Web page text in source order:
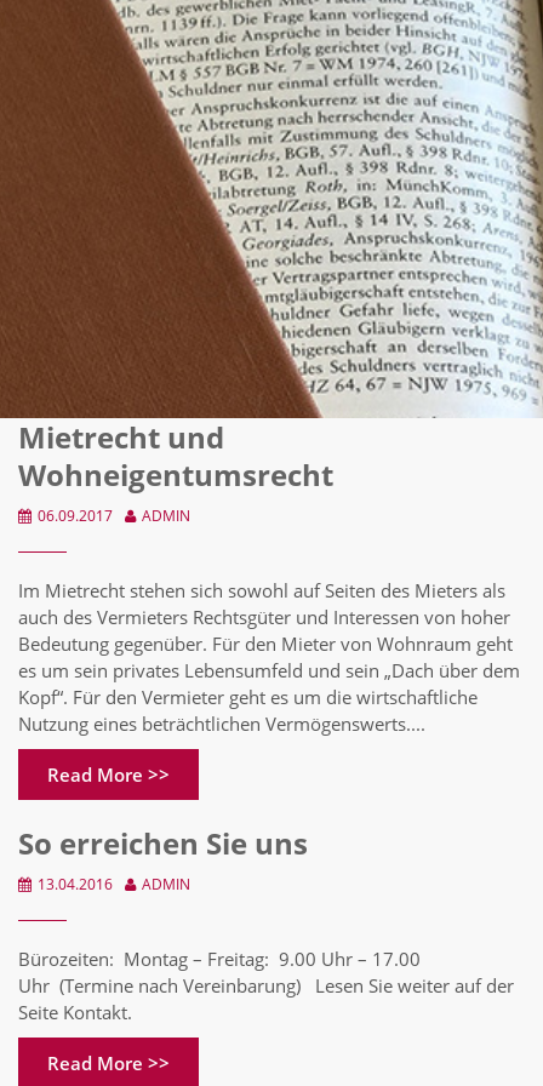
Mietrecht und
Wohneigentumsrecht
06.09.2017 ADMIN
Im Mietrecht stehen sich sowohl auf Seiten des Mieters als
auch des Vermieters Rechtsgüter und Interessen von hoher
Bedeutung gegenüber. Für den Mieter von Wohnraum geht
es um sein privates Lebensumfeld und sein „Dach über dem
Kopf“. Für den Vermieter geht es um die wirtschaftliche
Nutzung eines beträchtlichen Vermögenswerts....
Read More >>
So erreichen Sie uns
13.04.2016 ADMIN
Bürozeiten: Montag – Freitag: 9.00 Uhr – 17.00
Uhr (Termine nach Vereinbarung) Lesen Sie weiter auf der
Seite Kontakt.
Read More >>